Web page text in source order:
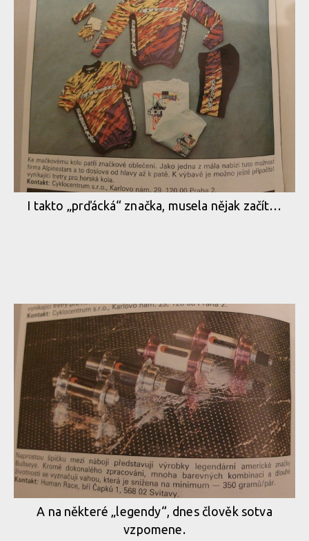
I takto „prďácká“ značka, musela nějak začít…
A na některé „legendy“, dnes člověk sotva
vzpomene.